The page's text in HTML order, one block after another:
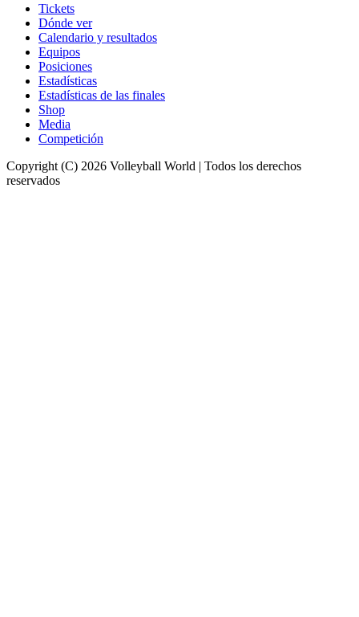
Tickets
Dónde ver
Calendario y resultados
Equipos
Posiciones
Estadísticas
Estadísticas de las finales
Shop
Media
Competición
Copyright (C) 2026 Volleyball World | Todos los derechos
reservados